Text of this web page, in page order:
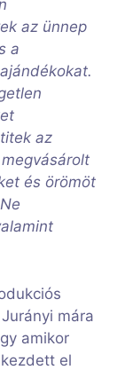
az ünnep
a
az
és örömöt
mára
amikor
el